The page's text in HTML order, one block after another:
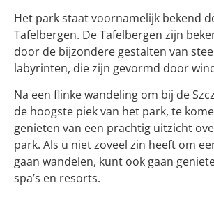
Het park staat voornamelijk bekend
Tafelbergen. De Tafelbergen zijn
door de bijzondere gestalten van
labyrinten, die zijn gevormd door
Na een flinke wandeling om bij de
de hoogste piek van het park, te
genieten van een prachtig uitzicht
park. Als u niet zoveel zin heeft om
gaan wandelen, kunt ook gaan
spa’s en resorts.